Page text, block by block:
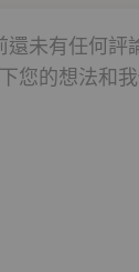
還未有任何評
您的想法和